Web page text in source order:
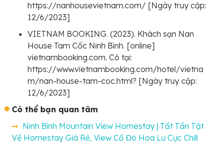
https://nanhousevietnam.com/ [Ngày truy cập:
12/6/2023]
VIETNAM BOOKING. (2023). Khách sạn Nan
House Tam Cốc Ninh Bình. [online]
vietnambooking.com. Có tại:
https://www.vietnambooking.com/hotel/vietna
m/nan-house-tam-coc.html? [Ngày truy cập:
12/6/2023]
Có thể bạn quan tâm
Ninh Bình Mountain View Homestay | Tất Tần Tật
Về Homestay Giá Rẻ, View Cố Đô Hoa Lư Cực Chill